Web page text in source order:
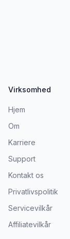
Virksomhed
Hjem
Om
Karriere
Support
Kontakt os
Privatlivspolitik
Servicevilkår
Affiliatevilkår